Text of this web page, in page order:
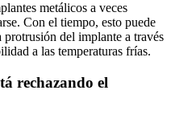
metálicos a veces
Con el tiempo, esto puede
del implante a través
a las temperaturas frías.
rechazando el